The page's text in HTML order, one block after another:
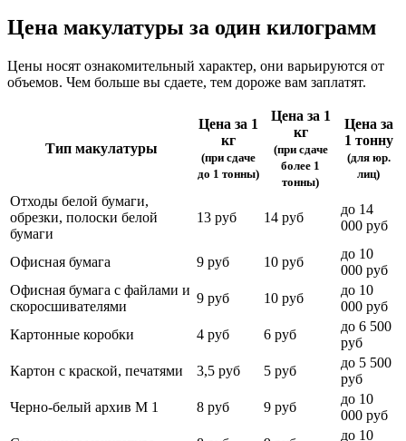
Цена макулатуры за один килограмм
Цены носят ознакомительный характер, они варьируются от
объемов. Чем больше вы сдаете, тем дороже вам заплатят.
Тип макулатуры
Цена за 1
кг
(при сдаче
до 1 тонны)
Цена за 1
кг
(при сдаче
более 1
тонны)
Цена за
1 тонну
(для юр.
лиц)
Отходы белой бумаги,
обрезки, полоски белой
бумаги
13 руб 14 руб
до 14
000 руб
Офисная бумага 9 руб 10 руб
до 10
000 руб
Офисная бумага с файлами и
скоросшивателями
9 руб 10 руб
до 10
000 руб
Картонные коробки
4 руб 6 руб
до 6 500
руб
Картон с краской, печатями
3,5 руб 5 руб
до 5 500
руб
Черно-белый архив М 1
8 руб 9 руб
до 10
000 руб
до 10